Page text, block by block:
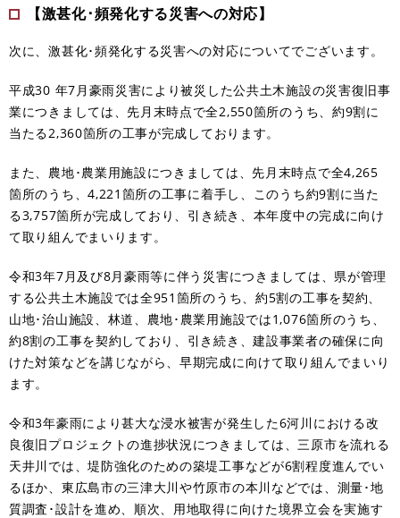
【激甚化･頻発化する災害への対応】
次に、激甚化･頻発化する災害への対応についてでございます。
平成30 年7月豪雨災害により被災した公共土木施設の災害復旧事
業につきましては、先月末時点で全2,550箇所のうち、約9割に
当たる2,360箇所の工事が完成しております。
また、農地･農業用施設につきましては、先月末時点で全4,265
箇所のうち、4,221箇所の工事に着手し、このうち約9割に当た
る3,757箇所が完成しており、引き続き、本年度中の完成に向け
て取り組んでまいります。
令和3年7月及び8月豪雨等に伴う災害につきましては、県が管理
する公共土木施設では全951箇所のうち、約5割の工事を契約、
山地･治山施設、林道、農地･農業用施設では1,076箇所のうち、
約8割の工事を契約しており、引き続き、建設事業者の確保に向
けた対策などを講じながら、早期完成に向けて取り組んでまいり
ます。
令和3年豪雨により甚大な浸水被害が発生した6河川における改
良復旧プロジェクトの進捗状況につきましては、三原市を流れる
天井川では、堤防強化のための築堤工事などが6割程度進んでい
るほか、東広島市の三津大川や竹原市の本川などでは、測量･地
質調査･設計を進め、順次、用地取得に向けた境界立会を実施す